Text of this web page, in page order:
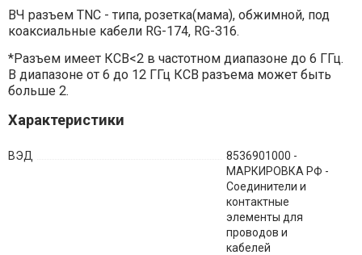
ВЧ разъем TNC - типа, розетка(мама), обжимной, под
коаксиальные кабели RG-174, RG-316.
*Разъем имеет КСВ<2 в частотном диапазоне до 6 ГГц.
В диапазоне от 6 до 12 ГГц КСВ разъема может быть
больше 2.
Характеристики
ВЭД
8536901000 -
МАРКИРОВКА РФ -
Соединители и
контактные
элементы для
проводов и
кабелей